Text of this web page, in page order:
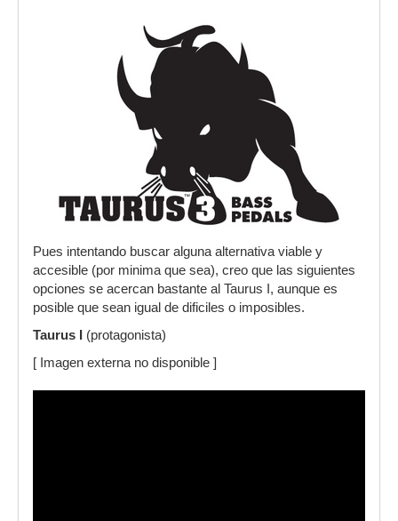
Pues intentando buscar alguna alternativa viable y
accesible (por minima que sea), creo que las siguientes
opciones se acercan bastante al Taurus I, aunque es
posible que sean igual de dificiles o imposibles.
Taurus I
(protagonista)
[ Imagen externa no disponible ]